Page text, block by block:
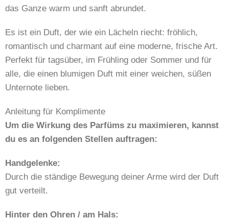
das Ganze warm und sanft abrundet.
Es ist ein Duft, der wie ein Lächeln riecht: fröhlich,
romantisch und charmant auf eine moderne, frische Art.
Perfekt für tagsüber, im Frühling oder Sommer und für
alle, die einen blumigen Duft mit einer weichen, süßen
Unternote lieben.
Anleitung für Komplimente
Um die Wirkung des Parfüms zu maximieren, kannst
du es an folgenden Stellen auftragen:
Handgelenke:
Durch die ständige Bewegung deiner Arme wird der Duft
gut verteilt.
Hinter den Ohren / am Hals: